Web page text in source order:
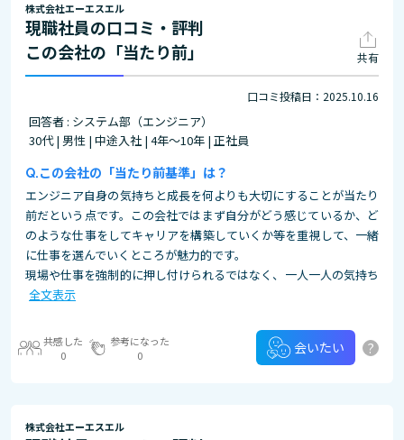
株式会社エーエスエル
現職社員の口コミ・評判
この会社の「当たり前」
共有
口コミ投稿日：2025.10.16
回答者 : システム部（エンジニア）
30代 | 男性 | 中途入社 | 4年～10年 | 正社員
この会社の「当たり前基準」は？
エンジニア自身の気持ちと成長を何よりも大切にすることが当たり
前だという点です。この会社ではまず自分がどう感じているか、ど
のような仕事をしてキャリアを構築していくか等を重視して、一緒
に仕事を選んでいくところが魅力的です。
現場や仕事を強制的に押し付けられるではなく、一人一人の気持ち
全文表示
共感した
0
参考になった
0
会いたい ?
株式会社エーエスエル